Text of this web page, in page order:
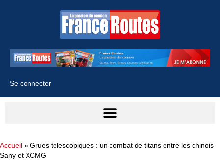
Se connecter
Accueil » Grues télescopiques : un combat de titans entre les chinois
Sany et XCMG